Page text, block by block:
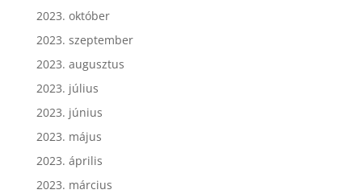
2023. október
2023. szeptember
2023. augusztus
2023. július
2023. június
2023. május
2023. április
2023. március